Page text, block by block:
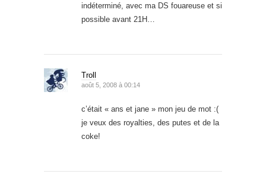
indéterminé, avec ma DS fouareuse et si
possible avant 21H…
Troll
août 5, 2008 à 00:14
c’était « ans et jane » mon jeu de mot :(
je veux des royalties, des putes et de la
coke!